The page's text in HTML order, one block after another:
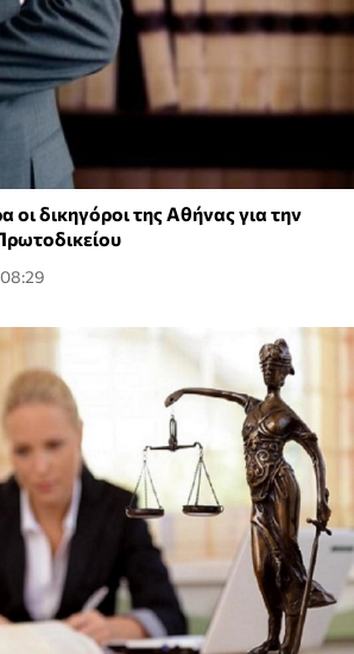
οι δικηγόροι της Αθήνας για την